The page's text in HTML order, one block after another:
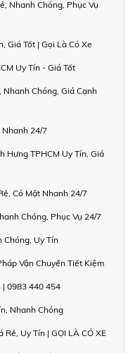
Nhanh Chóng, Phục Vụ
Giá Tốt | Gọi Là Có Xe
Uy Tín - Giá Tốt
Nhanh Chóng, Giá Cạnh
Nhanh 24/7
Hưng TPHCM Uy Tín, Giá
Có Mặt Nhanh 24/7
Chóng, Phục Vụ 24/7
Chóng, Uy Tín
Vận Chuyển Tiết Kiệm
| 0983 440 454
Nhanh Chóng
Uy Tín | GỌI LÀ CÓ XE